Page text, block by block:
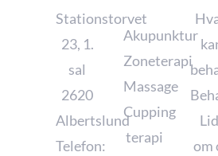
Stationstorvet
23, 1.
sal
2620
Albertslund
Telefon:
Akupunktur
Zoneterapi
Massage
Cupping
terapi
om